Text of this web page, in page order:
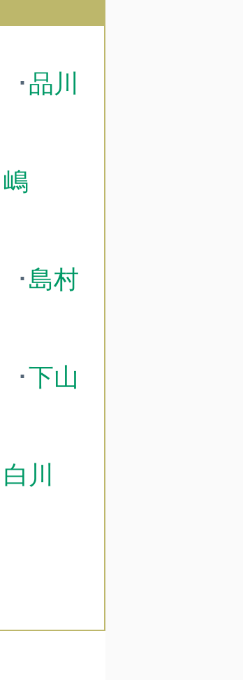
･品川
嶋
･島村
･下山
白川